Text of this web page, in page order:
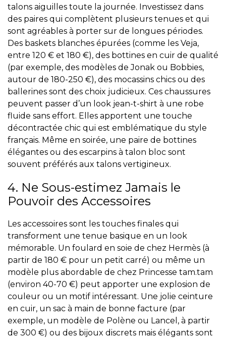
talons aiguilles toute la journée. Investissez dans
des paires qui complètent plusieurs tenues et qui
sont agréables à porter sur de longues périodes.
Des baskets blanches épurées (comme les Veja,
entre 120 € et 180 €), des bottines en cuir de qualité
(par exemple, des modèles de Jonak ou Bobbies,
autour de 180-250 €), des mocassins chics ou des
ballerines sont des choix judicieux. Ces chaussures
peuvent passer d’un look jean-t-shirt à une robe
fluide sans effort. Elles apportent une touche
décontractée chic qui est emblématique du style
français. Même en soirée, une paire de bottines
élégantes ou des escarpins à talon bloc sont
souvent préférés aux talons vertigineux.
4. Ne Sous-estimez Jamais le
Pouvoir des Accessoires
Les accessoires sont les touches finales qui
transforment une tenue basique en un look
mémorable. Un foulard en soie de chez Hermès (à
partir de 180 € pour un petit carré) ou même un
modèle plus abordable de chez Princesse tam.tam
(environ 40-70 €) peut apporter une explosion de
couleur ou un motif intéressant. Une jolie ceinture
en cuir, un sac à main de bonne facture (par
exemple, un modèle de Polène ou Lancel, à partir
de 300 €) ou des bijoux discrets mais élégants sont